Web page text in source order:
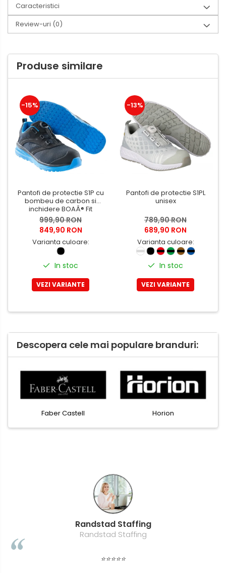
Ascutitori, radiere, agrafe
Foarfece pentru birou
Produse Antibacteriene
Articole pentru baie
Maturi, mopuri si galeti
Hartie igienica, prosoape hartie
si dispensere
Articole pentru rufe, casa,
geamuri, mobila
Articole pentru birou, suprafete,
Intretinere si odorizante masina
Saci de gunoi
Accesorii pentru curatenie
Tipografie si stampile
Formulare tipizate
Caiete si blocnotesuri
personalizate
Protectia muncii si Imbracaminte
Tricouri
Bluze & Pulovere
Camasi
Pantaloni
Pantaloni cu pieptar
Hanorace
Incaltaminte de lucru si protectie
Incaltaminte de oras si munte
Echipamente medicale
Manusi de protectie
Accesorii pentru protectia
Caracteristici
Review-uri (0)
Produse similare
-15%
Pantofi de protectie S1P cu
bombeu de carbon si
inchidere BOAÂ® Fit
999,90 RON
849,90 RON
Varianta culoare:
In stoc
VEZI VARIANTE
-13%
Pantofi de protectie S1PL
unisex
789,90 RON
689,90 RON
Varianta culoare:
In stoc
VEZI VARIANTE
Descopera cele mai populare branduri:
Faber Castell Horion
Randstad Staffing
Randstad Staffing
⭐⭐⭐⭐⭐